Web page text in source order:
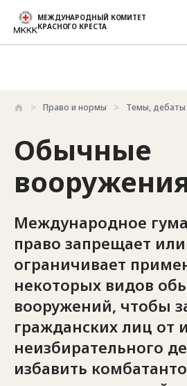
Перейти к основному содержанию
МЕЖДУНАРОДНЫЙ КОМИТЕТ
КРАСНОГО КРЕСТА
Право и нормы Темы, дебаты
Обычные
Международное
право запрещает или
ограничивает
некоторых видов
вооружений, чтобы
гражданских лиц от
неизбирательного
избавить